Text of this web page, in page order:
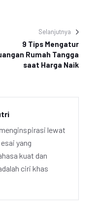
Selanjutnya
9 Tips Mengatur
Rumah Tangga
saat Harga Naik
lewat
yang
kuat dan
ciri khas